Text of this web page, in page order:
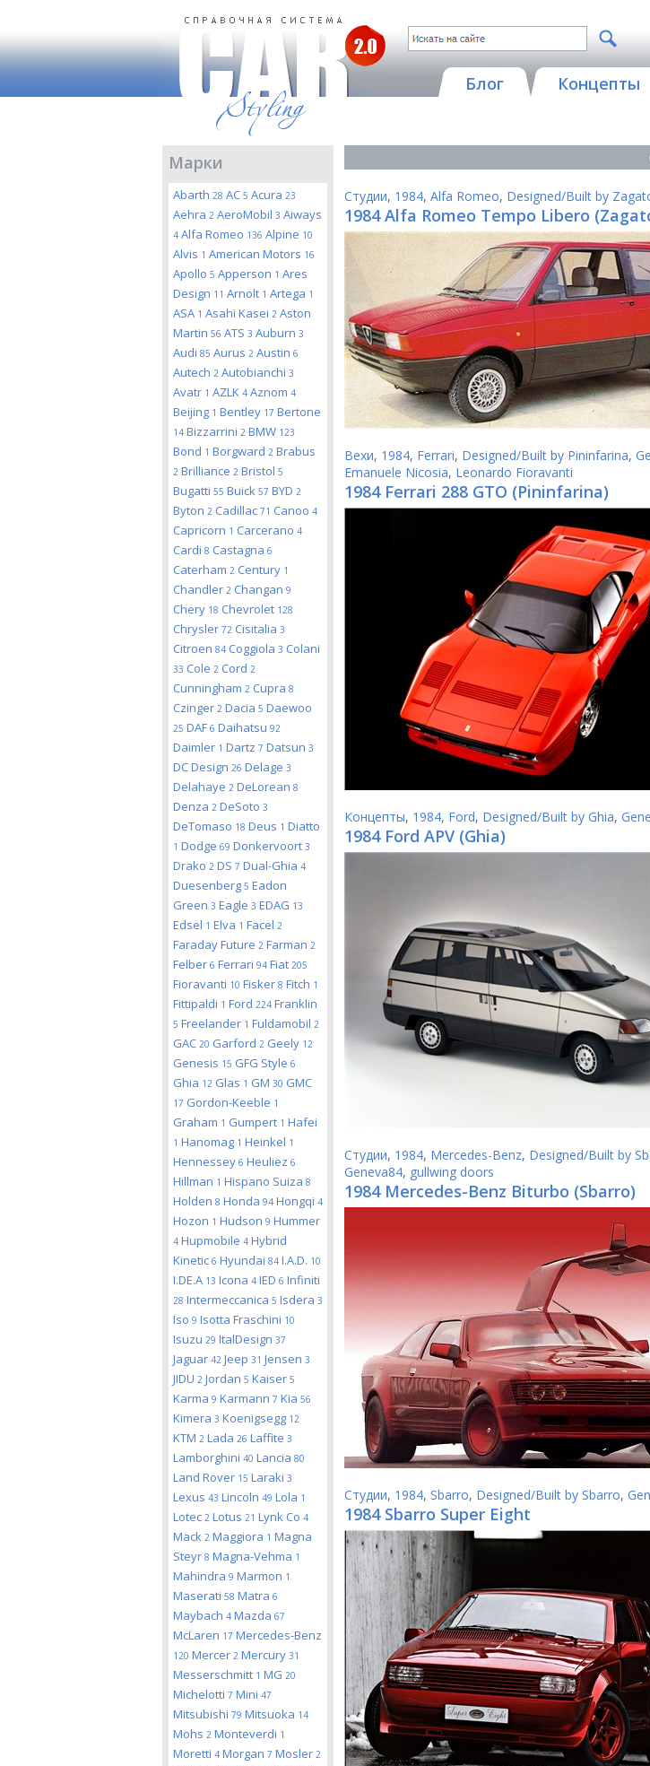
Блог Концепты
Марки
Abarth 28 AC 5 Acura 23
Aehra 2 AeroMobil 3 Aiways
4 Alfa Romeo 136 Alpine 10
Alvis 1 American Motors 16
Apollo 5 Apperson 1 Ares
Design 11 Arnolt 1 Artega 1
ASA 1 Asahi Kasei 2 Aston
Martin 56 ATS 3 Auburn 3
Audi 85 Aurus 2 Austin 6
Autech 2 Autobianchi 3
Avatr 1 AZLK 4 Aznom 4
Beijing 1 Bentley 17 Bertone
14 Bizzarrini 2 BMW 123
Bond 1 Borgward 2 Brabus
2 Brilliance 2 Bristol 5
Bugatti 55 Buick 57 BYD 2
Byton 2 Cadillac 71 Canoo 4
Capricorn 1 Carcerano 4
Cardi 8 Castagna 6
Caterham 2 Century 1
Chandler 2 Changan 9
Chery 18 Chevrolet 128
Chrysler 72 Cisitalia 3
Citroen 84 Coggiola 3 Colani
33 Cole 2 Cord 2
Cunningham 2 Cupra 8
Czinger 2 Dacia 5 Daewoo
25 DAF 6 Daihatsu 92
Daimler 1 Dartz 7 Datsun 3
DC Design 26 Delage 3
Delahaye 2 DeLorean 8
Denza 2 DeSoto 3
DeTomaso 18 Deus 1 Diatto
1 Dodge 69 Donkervoort 3
Drako 2 DS 7 Dual-Ghia 4
Duesenberg 5 Eadon
Green 3 Eagle 3 EDAG 13
Edsel 1 Elva 1 Facel 2
Faraday Future 2 Farman 2
Felber 6 Ferrari 94 Fiat 205
Fioravanti 10 Fisker 8 Fitch 1
Fittipaldi 1 Ford 224 Franklin
5 Freelander 1 Fuldamobil 2
GAC 20 Garford 2 Geely 12
Genesis 15 GFG Style 6
Ghia 12 Glas 1 GM 30 GMC
17 Gordon-Keeble 1
Graham 1 Gumpert 1 Hafei
1 Hanomag 1 Heinkel 1
Hennessey 6 Heuliez 6
Hillman 1 Hispano Suiza 8
Holden 8 Honda 94 Hongqi 4
Hozon 1 Hudson 9 Hummer
4 Hupmobile 4 Hybrid
Kinetic 6 Hyundai 84 I.A.D. 10
I.DE.A 13 Icona 4 IED 6 Infiniti
28 Intermeccanica 5 Isdera 3
Iso 9 Isotta Fraschini 10
Isuzu 29 ItalDesign 37
Jaguar 42 Jeep 31 Jensen 3
JIDU 2 Jordan 5 Kaiser 5
Karma 9 Karmann 7 Kia 56
Kimera 3 Koenigsegg 12
KTM 2 Lada 26 Laffite 3
Lamborghini 40 Lancia 80
Land Rover 15 Laraki 3
Lexus 43 Lincoln 49 Lola 1
Lotec 2 Lotus 21 Lynk Co 4
Mack 2 Maggiora 1 Magna
Steyr 8 Magna-Vehma 1
Mahindra 9 Marmon 1
Maserati 58 Matra 6
Maybach 4 Mazda 67
McLaren 17 Mercedes-Benz
120 Mercer 2 Mercury 31
Messerschmitt 1 MG 20
Michelotti 7 Mini 47
Mitsubishi 79 Mitsuoka 14
Mohs 2 Monteverdi 1
Moretti 4 Morgan 7 Mosler 2
Студии, 1984, Alfa Romeo, Designed/Built by
1984 Alfa Romeo Tempo Libero
Вехи, 1984, Ferrari, Designed/Built by Pininfarina,
Emanuele Nicosia, Leonardo Fioravanti
1984 Ferrari 288 GTO (Pininfarina)
Концепты, 1984, Ford, Designed/Built by Ghia,
1984 Ford APV (Ghia)
Студии, 1984, Mercedes-Benz, Designed/Built by
Geneva84, gullwing doors
1984 Mercedes-Benz Biturbo (Sbarro)
Студии, 1984, Sbarro, Designed/Built by Sbarro,
1984 Sbarro Super Eight